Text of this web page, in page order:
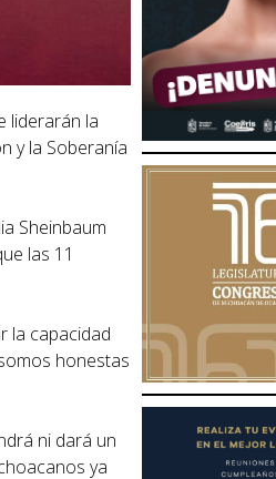
liderarán la
y la Soberanía
Sheinbaum
las 11
la capacidad
honestas
ni dará un
ya